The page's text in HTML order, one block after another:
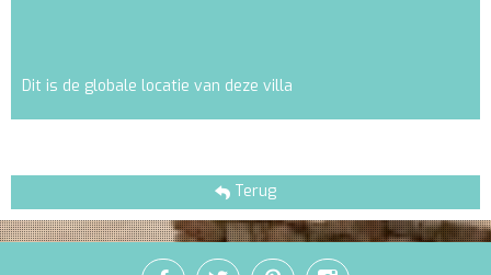
Dit is de globale locatie van deze villa
Terug